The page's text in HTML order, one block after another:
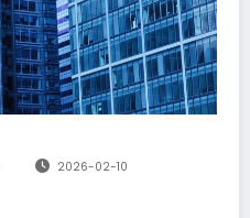
2026-02-10